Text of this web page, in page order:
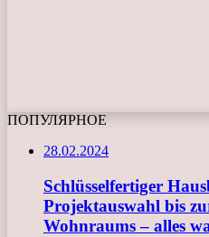
ПОПУЛЯРНОЕ
28.02.2024
Schlüsselfertiger
Projektauswahl bis
Wohnraums – alles